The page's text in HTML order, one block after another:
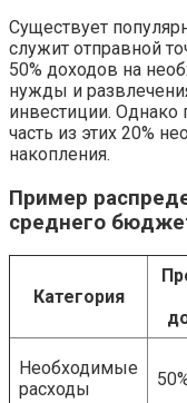
Существует
служит отправной
50% доходов на
нужды и
инвестиции. Однако
часть из этих 20%
накопления.
Пример
среднего
Категория
Необходимые
расходы